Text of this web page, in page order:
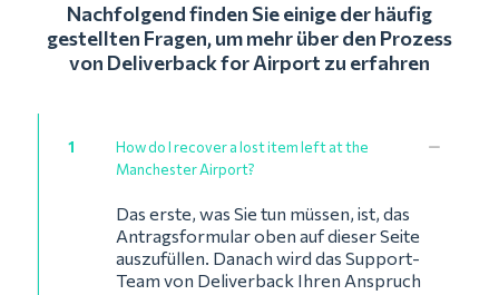
Nachfolgend finden Sie einige der häufig
gestellten Fragen, um mehr über den Prozess
von Deliverback for Airport zu erfahren
1
How do I recover a lost item left at the
Manchester Airport?
Das erste, was Sie tun müssen, ist, das
Antragsformular oben auf dieser Seite
auszufüllen. Danach wird das Support-
Team von Deliverback Ihren Anspruch